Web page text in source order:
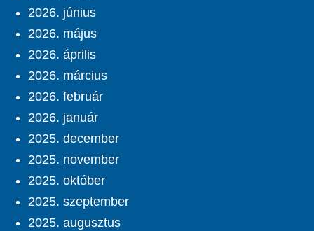
2026. június
2026. május
2026. április
2026. március
2026. február
2026. január
2025. december
2025. november
2025. október
2025. szeptember
2025. augusztus